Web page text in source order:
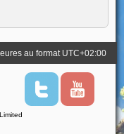
au format UTC+02:00
T
i
Y
u